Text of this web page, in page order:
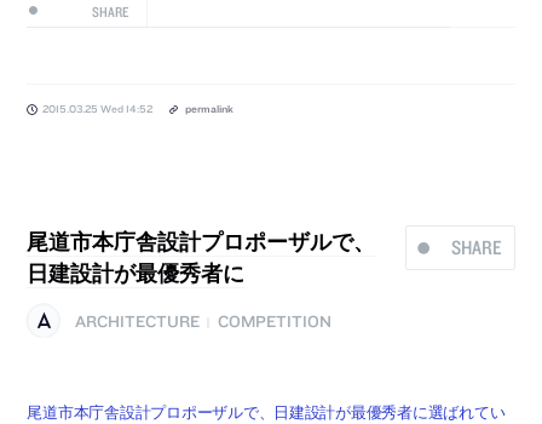
SHARE
2015.03.25 Wed 14:52 permalink
SHARE
尾道市本庁舎設計プロポーザルで、
日建設計が最優秀者に
ARCHITECTURE COMPETITION
尾道市本庁舎設計プロポーザルで、日建設計が最優秀者に選ばれてい